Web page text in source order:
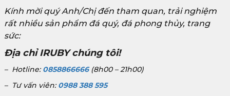
Kính mời quý Anh/Chị đến tham quan, trải nghiệm
rất nhiều sản phẩm đá quý, đá phong thủy, trang
sức:
Địa chỉ IRUBY chúng tôi!
– Hotline: 0858866666(8h00 – 21h00)
– Tư vấn viên: 0988 388 595